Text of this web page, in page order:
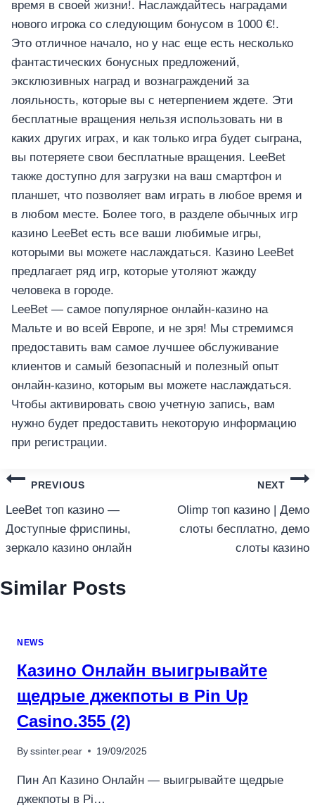
время в своей жизни!. Наслаждайтесь наградами
нового игрока со следующим бонусом в 1000 €!.
Это отличное начало, но у нас еще есть несколько
фантастических бонусных предложений,
эксклюзивных наград и вознаграждений за
лояльность, которые вы с нетерпением ждете. Эти
бесплатные вращения нельзя использовать ни в
каких других играх, и как только игра будет сыграна,
вы потеряете свои бесплатные вращения. LeeBet
также доступно для загрузки на ваш смартфон и
планшет, что позволяет вам играть в любое время и
в любом месте. Более того, в разделе обычных игр
казино LeeBet есть все ваши любимые игры,
которыми вы можете наслаждаться. Казино LeeBet
предлагает ряд игр, которые утоляют жажду
человека в городе.
LeeBet — самое популярное онлайн-казино на
Мальте и во всей Европе, и не зря! Мы стремимся
предоставить вам самое лучшее обслуживание
клиентов и самый безопасный и полезный опыт
онлайн-казино, которым вы можете наслаждаться.
Чтобы активировать свою учетную запись, вам
нужно будет предоставить некоторую информацию
при регистрации.
แนะแนว
เรื่อง
PREVIOUS
LeeBet топ казино —
Доступные фриспины,
зеркало казино онлайн
NEXT
Olimp топ казино | Демо
слоты бесплатно, демо
слоты казино
Similar Posts
NEWS
Казино Онлайн выигрывайте
щедрые джекпоты в Pin Up
Casino.355 (2)
By ssinter.pear 19/09/2025
Пин Ап Казино Онлайн — выигрывайте щедрые
джекпоты в Pi…